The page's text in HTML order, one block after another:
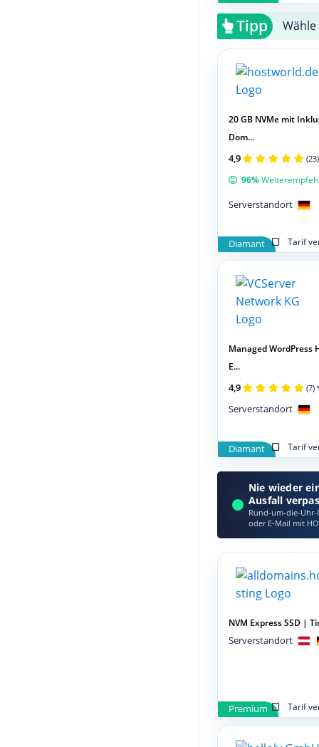
Tipp
Diamant Tarif
20 GB NVMe mit
Dom...
4,9 (23)
96%
Serverstandort
Diamant Tarif
Managed WordPress
E...
4,9 (7)
Serverstandort
Nie wieder
Ausfall
Rund-um-die-Uhr-
oder E‑Mail mit
Premium Tarif
NVM Express SSD |
Serverstandort